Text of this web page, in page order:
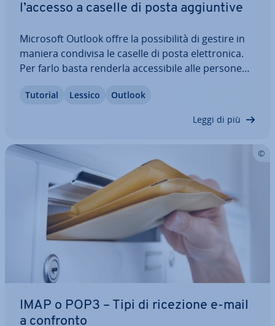
l’accesso a caselle di posta ag­giun­ti­ve
Microsoft Outlook offre la pos­si­bi­li­tà di gestire in
maniera condivisa le caselle di posta elet­tro­ni­ca.
Per farlo basta renderla ac­ces­si­bi­le alle persone
ag­giun­ge­re la casella di posta al proprio account
Tutorial Lessico Outlook
Leggi di più
IMAP o POP3 – Tipi di ricezione e-mail
a confronto